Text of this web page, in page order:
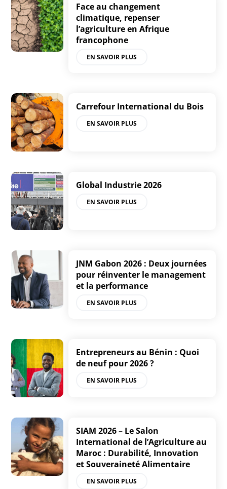
Face au changement
climatique, repenser
l’agriculture en Afrique
francophone
EN SAVOIR PLUS
Carrefour International du Bois
EN SAVOIR PLUS
Global Industrie 2026
EN SAVOIR PLUS
JNM Gabon 2026 : Deux journées
pour réinventer le management
et la performance
EN SAVOIR PLUS
Entrepreneurs au Bénin : Quoi
de neuf pour 2026 ?
EN SAVOIR PLUS
SIAM 2026 – Le Salon
International de l’Agriculture au
Maroc : Durabilité, Innovation
et Souveraineté Alimentaire
EN SAVOIR PLUS